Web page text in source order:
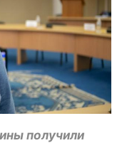
получили